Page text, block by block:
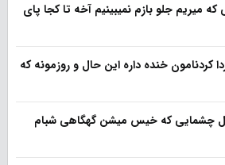
میریم جلو بازم نمیبینیم آخه تا کجا پای
کردنامون خنده داره این حال و روزمونه که
چشمایی که خیس میشن گهگاهی شبام